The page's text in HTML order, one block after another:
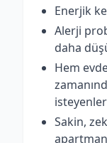
Enerjik
Alerji
daha
Hem
isteyenler
Sakin,